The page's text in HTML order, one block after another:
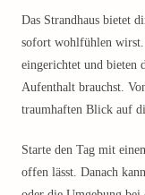
Das Strandhaus bietet
sofort wohlfühlen
eingerichtet und bieten
Aufenthalt brauchst.
traumhaften Blick auf
Starte den Tag mit
offen lässt. Danach